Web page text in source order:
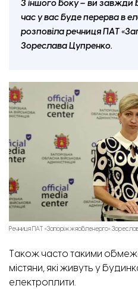
З іншого боку – ви завжди
час у вас буде перерва в
розповіла речниця ПАТ
Зореслава Цупренко.
Речниця ПАТ «Запоріжжяобленерго»
Також часто такими
містяни, які живуть у
електроплити.